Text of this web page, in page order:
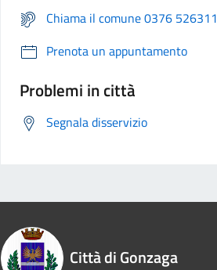
Chiama il comune 0376 526311
Prenota un appuntamento
Problemi in città
Segnala disservizio
Città di Gonzaga